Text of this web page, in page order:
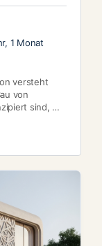
1 Monat
versteht
von
sind, …